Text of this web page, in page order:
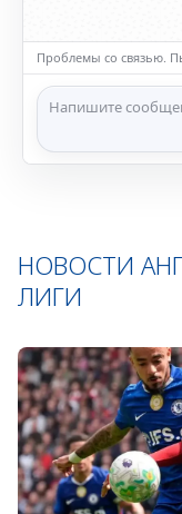
насилию.
ℹ️ Модераторы и
сообщения и
нарушении
Проблемы со связью.
НОВОСТИ
ЛИГИ